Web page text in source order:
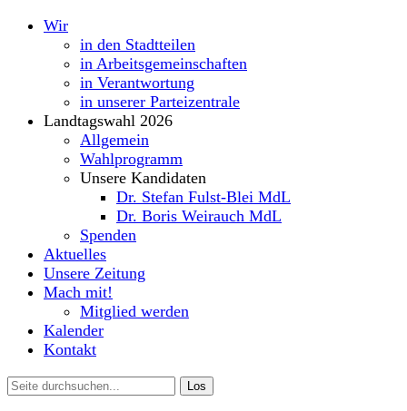
Wir
in den Stadtteilen
in Arbeitsgemeinschaften
in Verantwortung
in unserer Parteizentrale
Landtagswahl 2026
Allgemein
Wahlprogramm
Unsere Kandidaten
Dr. Stefan Fulst-Blei MdL
Dr. Boris Weirauch MdL
Spenden
Aktuelles
Unsere Zeitung
Mach mit!
Mitglied werden
Kalender
Kontakt